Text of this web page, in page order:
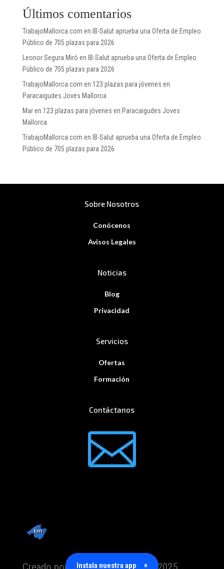
Últimos comentarios
TrabajoMallorca.com en IB-Salut aprueba una Oferta de Empleo
Público de 705 plazas para 2026
Leonor Segura Miró en IB-Salut aprueba una Oferta de Empleo
Público de 705 plazas para 2026
TrabajoMallorca.com en 123 plazas para jóvenes en
Paracaigudes Joves Mallorca
Maren 123 plazas para jóvenes en Paracaigudes Joves
Mallorca
TrabajoMallorca.com en IB-Salut aprueba una Oferta de Empleo
Público de 705 plazas para 2026
Sobre Nosotros
Conócenos
Avisos Legales
Noticias
Blog
Privacidad
Servicios
Ofertas
Formación
Contáctanos

Instala nuestra app ×